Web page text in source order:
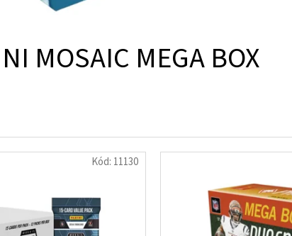
MOSAIC MEGA BOX
Kód: 11130